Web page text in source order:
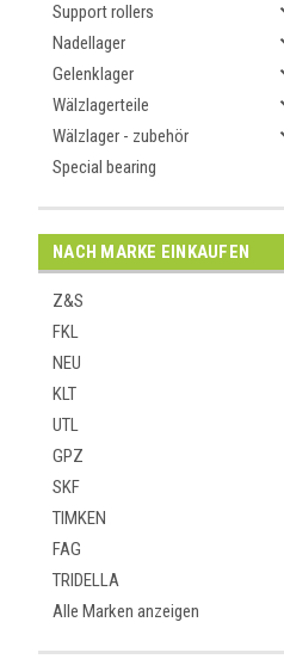
Support rollers
Nadellager
Gelenklager
Wälzlagerteile
Wälzlager - zubehör
Special bearing
NACH MARKE EINKAUFEN
Z&S
FKL
NEU
KLT
UTL
GPZ
SKF
TIMKEN
FAG
TRIDELLA
Alle Marken anzeigen